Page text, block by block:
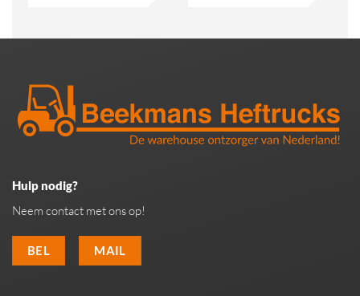
Hulp nodig?
Neem contact met ons op!
BEL MAIL